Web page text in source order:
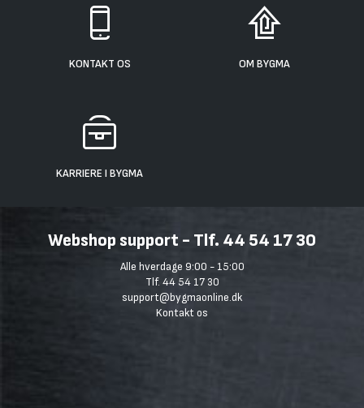
KONTAKT OS OM BYGMA
KARRIERE I BYGMA
Webshop support - Tlf. 44 54 17 30
Alle hverdage 9:00 - 15:00
Tlf. 44 54 17 30
support@bygmaonline.dk
Kontakt os